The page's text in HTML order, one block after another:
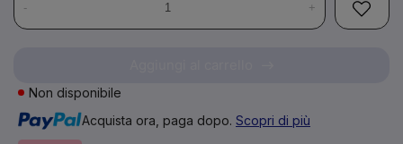
- +
Non disponibile
Acquista ora, paga dopo. Scopri di più